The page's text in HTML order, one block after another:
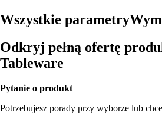
Wszystkie parametry
Odkryj pełną ofertę
Tableware
Pytanie o produkt
Potrzebujesz porady przy wyborze lub